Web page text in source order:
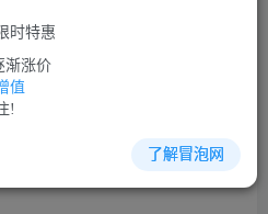
即购买
！建议登陆后购买，可保存购买订单
时特惠
渐涨价
值
!
了解冒泡网